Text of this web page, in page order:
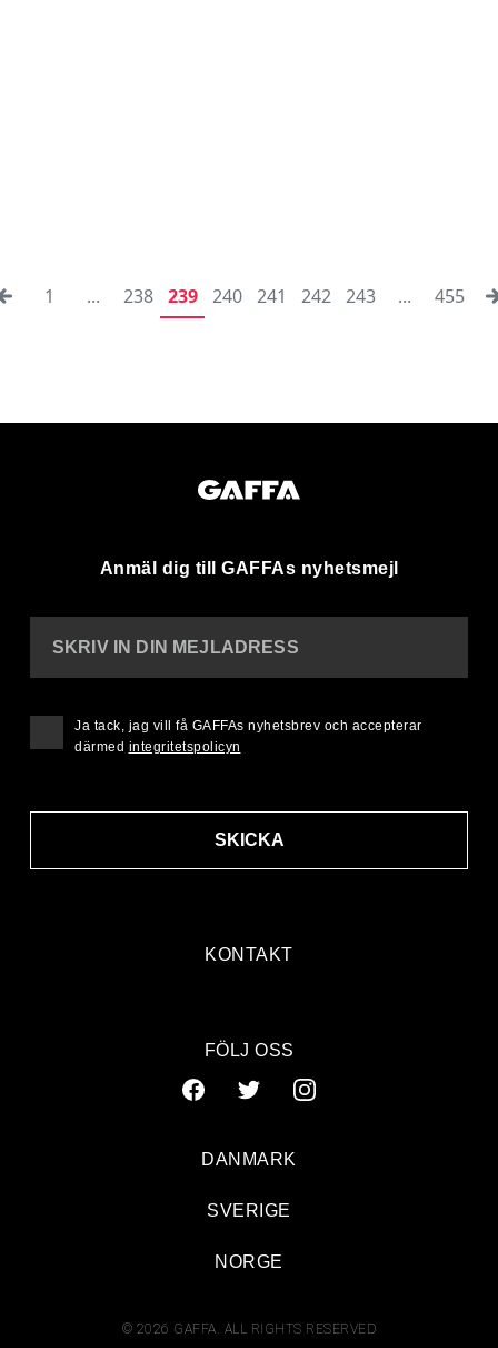
1 ... 238 239 240 241 242 243 ... 455
Anmäl dig till GAFFAs nyhetsmejl
KONTAKT
SKRIV IN DIN MEJLADRESS
SKICKA
Ja tack, jag vill få GAFFAs nyhetsbrev och accepterar
därmed integritetspolicyn
FÖLJ OSS
© 2026 GAFFA. ALL RIGHTS RESERVED
DANMARK
SVERIGE
NORGE